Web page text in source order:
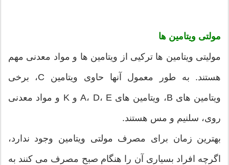
مولتی ویتامین ها
مولیتی ویتامین ها ترکیی از ویتامین ها و مواد معدنی مهم
هستند. به طور معمول آنها حاوی ویتامین C، برخی
ویتامین های B، ویتامین های A، D، E و K و مواد معدنی
روی، سلنیم و مس هستند.
بهترین زمان برای مصرف مولتی ویتامین وجود ندارد،
اگرچه افراد بسیاری آن را هنگام صبح مصرف می کنند به